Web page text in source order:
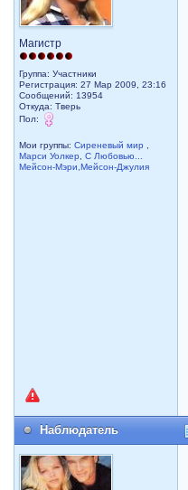
Магистр
Группа: Участники
Регистрация: 27 Мар 2009, 23:16
Сообщений: 13954
Откуда: Тверь
Пол:
Мои группы:Сиреневый мир
Марси Уолкер
,С Любовью...
Мейсон-Мэри,Мейсон-Джулия
Наблюдатель